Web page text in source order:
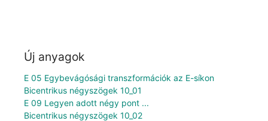
Új anyagok
E 05 Egybevágósági transzformációk az E-síkon
Bicentrikus négyszögek 10_01
E 09 Legyen adott négy pont ...
Bicentrikus négyszögek 10_02